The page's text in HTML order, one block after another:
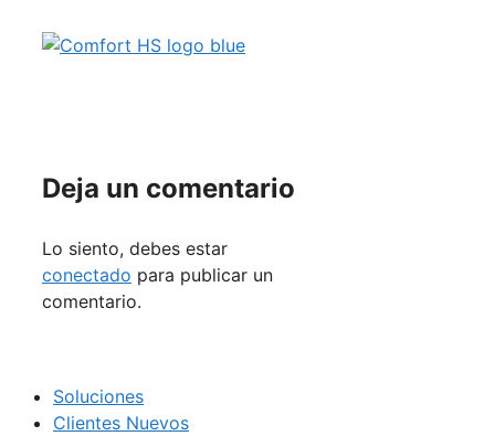
Deja un comentario
Lo siento, debes estar
conectado para publicar un
comentario.
Soluciones
Clientes Nuevos